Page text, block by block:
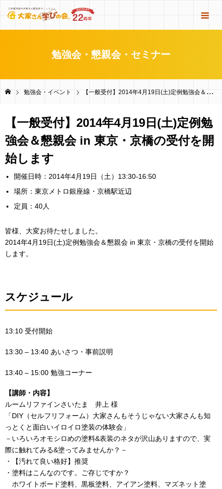
勉強会・懇親会・セミナー
勉強会・イベント 【一般受付】2014年4月19日(土)定例勉強会＆懇親会 in 東京・京橋の受付を開始します
【一般受付】2014年4月19日(土)定例勉
強会＆懇親会 in 東京・京橋の受付を開
始します
開催日時：2014年4月19日（土）13:30-16:50
場所：東京メトロ銀座線・京橋駅近辺
定員：40人
皆様、大変お待たせしました。
2014年4月19日(土)定例勉強会＆懇親会 in 東京・京橋の受付を開始
します。
スケジュール
13:10 受付開始
13:30 – 13:40 あいさつ・事前説明
13:40 – 15:00 勉強コーナー
【講師・内容】
ルームリファインさいたま 井上 様
「DIY（セルフリフォーム）大家さんもそうじゃない大家さんも知
っとくと面白いイロイロ塗装の体験会」
－いろいろオモシロめの塗料&表装のネタが沢山ありますので、実
際に触れてみる&塗ってみませんか？－
・【汚れて良い格好】推奨
・塗料はこんなのです。ご存じですか？
ホワイトボード塗料、黒板塗料、アイアン塗料、マズネット塗